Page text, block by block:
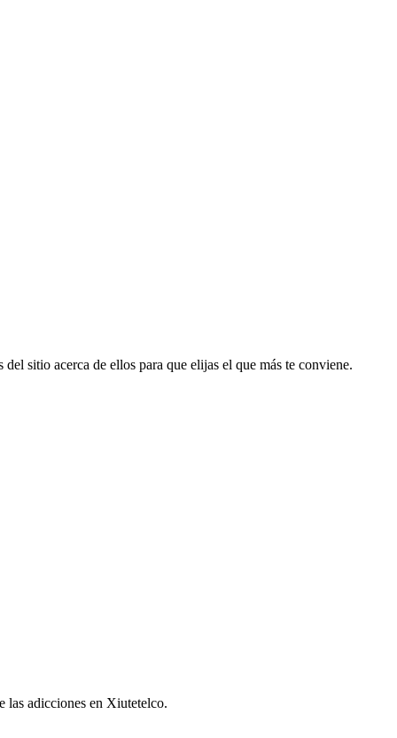
sitio acerca de ellos para que elijas el que más te conviene.
las adicciones en Xiutetelco.